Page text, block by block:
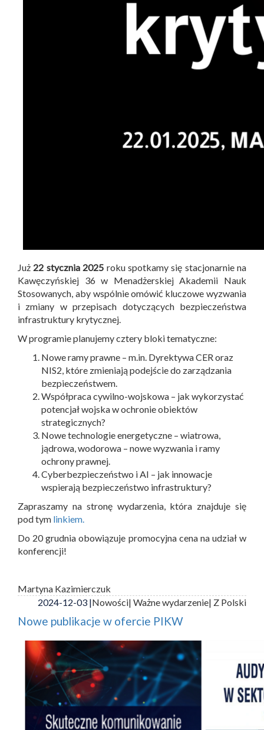
Już 22 stycznia 2025 roku spotkamy się stacjonarnie na
Kawęczyńskiej 36 w Menadżerskiej Akademii Nauk
Stosowanych, aby wspólnie omówić kluczowe wyzwania
i zmiany w przepisach dotyczących bezpieczeństwa
infrastruktury krytycznej.
W programie planujemy cztery bloki tematyczne:
Nowe ramy prawne – m.in. Dyrektywa CER oraz
NIS2, które zmieniają podejście do zarządzania
bezpieczeństwem.
Współpraca cywilno-wojskowa – jak wykorzystać
potencjał wojska w ochronie obiektów
strategicznych?
Nowe technologie energetyczne – wiatrowa,
jądrowa, wodorowa – nowe wyzwania i ramy
ochrony prawnej.
Cyberbezpieczeństwo i AI – jak innowacje
wspierają bezpieczeństwo infrastruktury?
Zapraszamy na stronę wydarzenia, która znajduje się
pod tym linkiem.
Do 20 grudnia obowiązuje promocyjna cena na udział w
konferencji!
Martyna Kazimierczuk
2024-12-03 |Nowości| Ważne wydarzenie| Z Polski
Nowe publikacje w ofercie PIKW